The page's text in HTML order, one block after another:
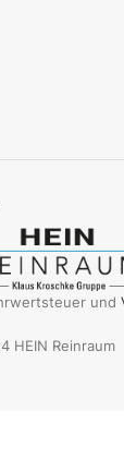
und
HEIN Reinraum